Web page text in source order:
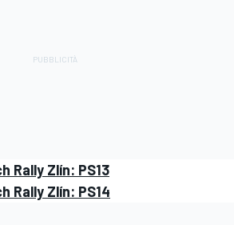
Rally Zlín: PS13
Rally Zlín: PS14